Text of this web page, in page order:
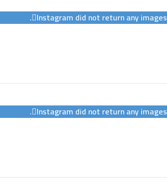
Instagram did not return any images.
Instagram did not return any images.